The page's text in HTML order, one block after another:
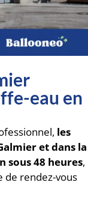
eau en
les
et dans la
sous 48 heures,
de rendez-vous